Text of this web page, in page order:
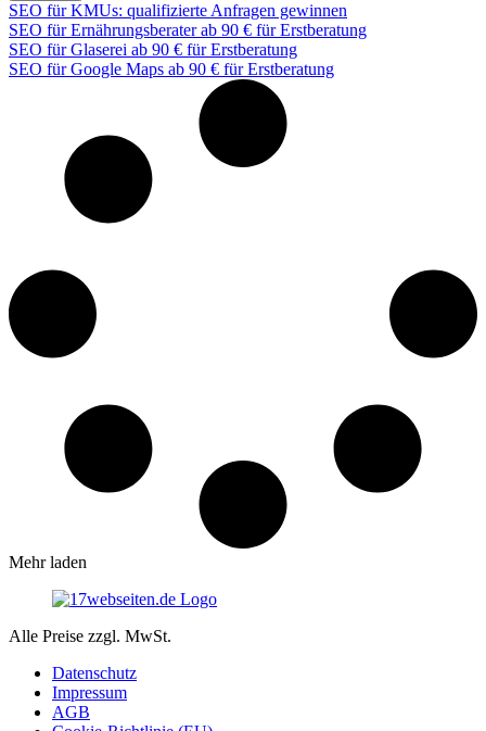
SEO für KMUs: qualifizierte Anfragen gewinnen
SEO für Ernährungsberater ab 90 € für Erstberatung
SEO für Glaserei ab 90 € für Erstberatung
SEO für Google Maps ab 90 € für Erstberatung
Mehr laden
Alle Preise zzgl. MwSt.
Datenschutz
Impressum
AGB